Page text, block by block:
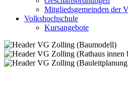
Mitgliedsgemeinden der
Volkshochschule
Kursangebote